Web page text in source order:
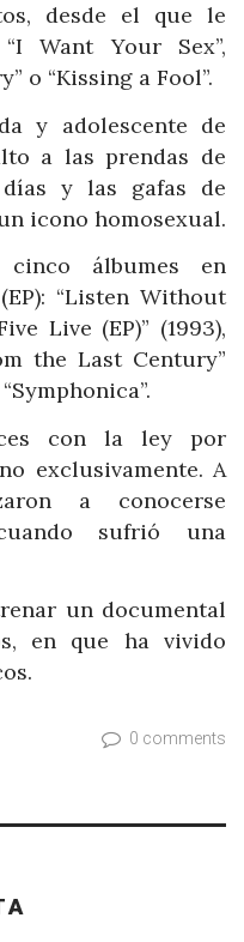
desde el que le
Want Your Sex”,
o “Kissing a Fool”.
y adolescente de
a las prendas de
y las gafas de
icono homosexual.
álbumes en
“Listen Without
Live (EP)” (1993),
the Last Century”
con la ley por
exclusivamente. A
a conocerse
sufrió una
un documental
en que ha vivido
0 comments